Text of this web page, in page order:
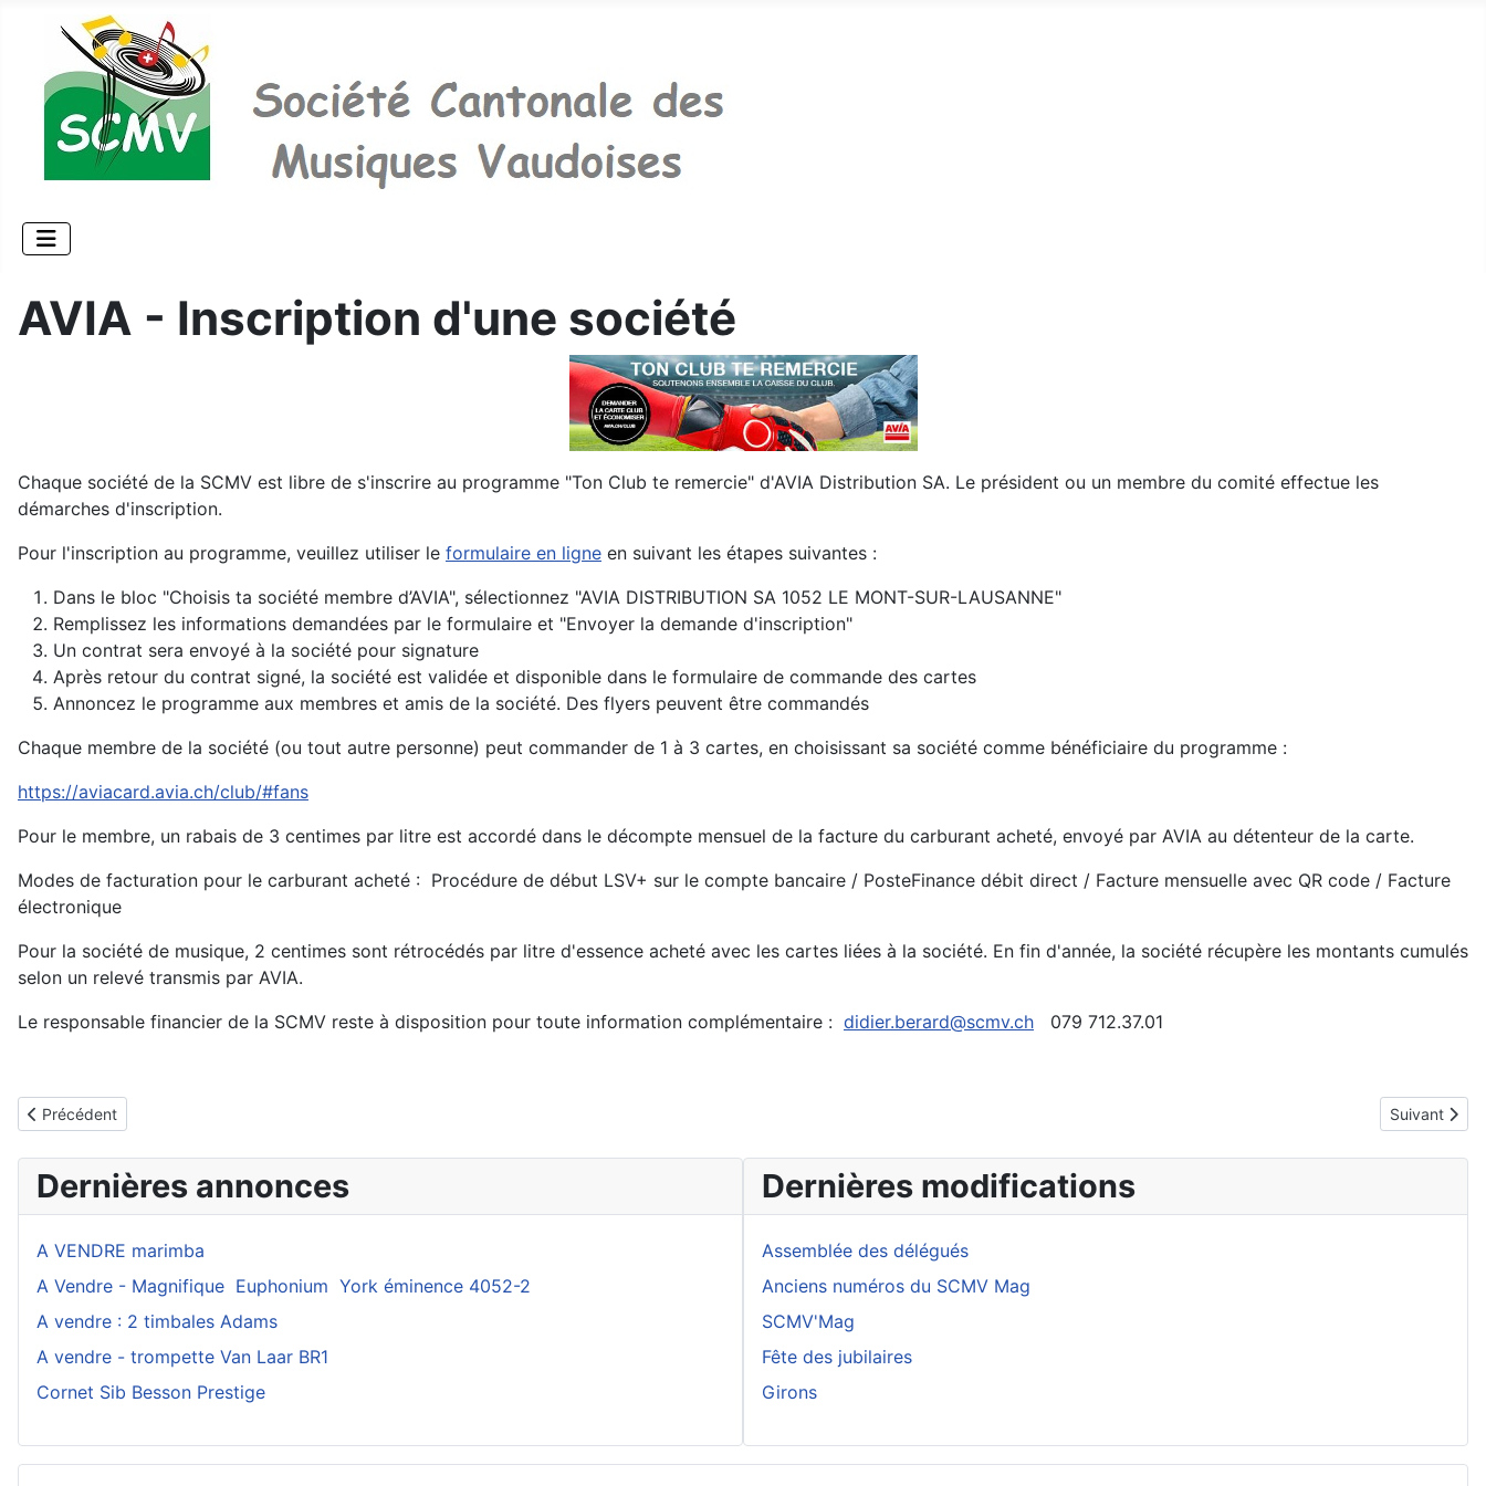
AVIA - Inscription d'une société
Chaque société de la SCMV est libre de s'inscrire au programme "Ton Club te remercie" d'AVIA Distribution SA. Le président ou un membre du comité effectue les
démarches d'inscription.
Pour l'inscription au programme, veuillez utiliser le formulaire en ligne en suivant les étapes suivantes :
Dans le bloc "Choisis ta société membre d’AVIA", sélectionnez "AVIA DISTRIBUTION SA 1052 LE MONT-SUR-LAUSANNE"
Remplissez les informations demandées par le formulaire et "Envoyer la demande d'inscription"
Un contrat sera envoyé à la société pour signature
Après retour du contrat signé, la société est validée et disponible dans le formulaire de commande des cartes
Annoncez le programme aux membres et amis de la société. Des flyers peuvent être commandés
Chaque membre de la société (ou tout autre personne) peut commander de 1 à 3 cartes, en choisissant sa société comme bénéficiaire du programme :
https://aviacard.avia.ch/club/#fans
Pour le membre, un rabais de 3 centimes par litre est accordé dans le décompte mensuel de la facture du carburant acheté, envoyé par AVIA au détenteur de la carte.
Modes de facturation pour le carburant acheté : Procédure de début LSV+ sur le compte bancaire / PosteFinance débit direct / Facture mensuelle avec QR code / Facture
électronique
Pour la société de musique, 2 centimes sont rétrocédés par litre d'essence acheté avec les cartes liées à la société. En fin d'année, la société récupère les montants cumulés
selon un relevé transmis par AVIA.
Le responsable financier de la SCMV reste à disposition pour toute information complémentaire : didier.berard@scmv.ch 079 712.37.01
Article précédent : Comité d'honneur de la SCMV
Précédent Article
Suivant
Dernières annonces
A VENDRE marimba
A Vendre - Magnifique Euphonium York éminence 4052-2
A vendre : 2 timbales Adams
A vendre - trompette Van Laar BR1
Cornet Sib Besson Prestige
Dernières modifications
Assemblée des délégués
Anciens numéros du SCMV Mag
SCMV'Mag
Fête des jubilaires
Girons